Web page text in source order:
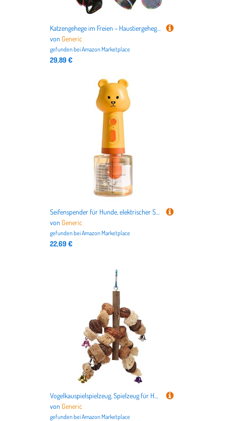
Katzengehege im Freien – Haustiergehege für den Außenbereich, faltbares Netzzelt, atmungsaktiv, tragbar, Laufstall für Katzen, lustiges Kätzchen-Spielhaus-Design, geeignet für Welpen, Kaninchen
von Generic
gefunden beiAmazon Marketplace
29,89 €
Seifenspender für Hunde, elektrischer Sprüher, Seifenspender, Schaumstoffmaschine, wiederaufladbar, Haustierbedarf, Bär-Dinosaurier-Reinigungswerkzeuge, Badezubehör für Hunde und Katzen
von Generic
gefunden beiAmazon Marketplace
22,69 €
Vogelkauspielspielzeug, Spielzeug für Holzvogelbiss + Walnüsse + Loofah -Käfig für Cockatiel für Papageien Hängen
von Generic
gefunden beiAmazon Marketplace